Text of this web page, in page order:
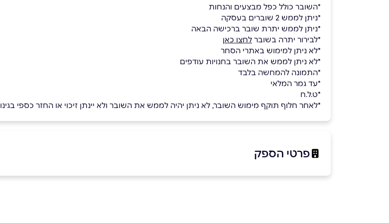
*השובר כולל כפל מבצעים והנחות
*ניתן לממש 2 שוברים בעסקה
*ניתן לממש יתרת שובר ברכישה הבאה
*לבירור יתרה בשובר לחצו כאן
*לא ניתן למימוש באתרי הסחר
*לא ניתן לממש את השובר בחנויות עודפים
*התמונה להמחשה בלבד
*עד גמר המלאי
*ט.ל.ח
*לאחר חלוף תוקף מימוש השובר, לא ניתן יהיה לממש את השובר ולא יינתן זיכוי או החזר כספי בגינו
פרטי הספק